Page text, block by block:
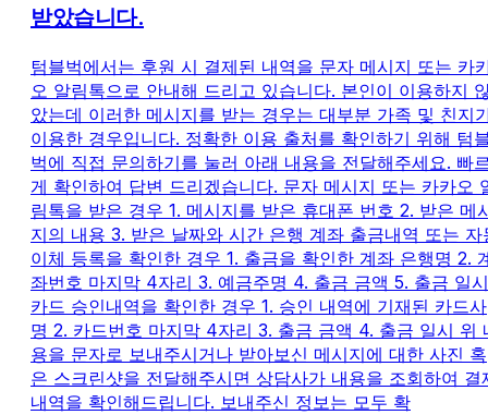
받았습니다.
텀블벅에서는 후원 시 결제된 내역을 문자 메시지 또는 카
오 알림톡으로 안내해 드리고 있습니다. 본인이 이용하지
았는데 이러한 메시지를 받는 경우는 대부분 가족 및 친지
이용한 경우입니다. 정확한 이용 출처를 확인하기 위해 텀
벅에 직접 문의하기를 눌러 아래 내용을 전달해주세요. 빠
게 확인하여 답변 드리겠습니다. 문자 메시지 또는 카카오
림톡을 받은 경우 1. 메시지를 받은 휴대폰 번호 2. 받은 메
지의 내용 3. 받은 날짜와 시간 은행 계좌 출금내역 또는 자
이체 등록을 확인한 경우 1. 출금을 확인한 계좌 은행명 2.
좌번호 마지막 4자리 3. 예금주명 4. 출금 금액 5. 출금 일시
카드 승인내역을 확인한 경우 1. 승인 내역에 기재된 카드사
명 2. 카드번호 마지막 4자리 3. 출금 금액 4. 출금 일시 위
용을 문자로 보내주시거나 받아보신 메시지에 대한 사진 혹
은 스크린샷을 전달해주시면 상담사가 내용을 조회하여 결
내역을 확인해드립니다. 보내주신 정보는 모두 확